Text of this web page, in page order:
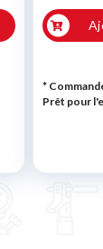
*
Prêt pour